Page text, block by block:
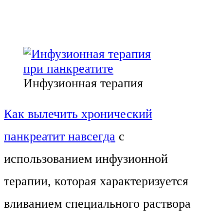
Инфузионная терапия
Как вылечить хронический
панкреатит навсегда с
использованием инфузионной
терапии, которая характеризуется
вливанием специального раствора